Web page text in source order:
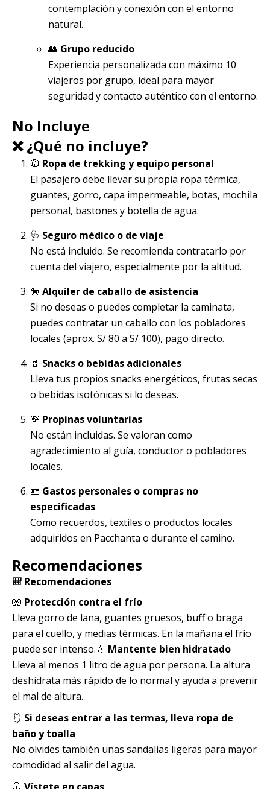
contemplación y conexión con el entorno
natural.
👥 Grupo reducido
Experiencia personalizada con máximo 10
viajeros por grupo, ideal para mayor
seguridad y contacto auténtico con el entorno.
No Incluye
❌ ¿Qué no incluye?
🧥 Ropa de trekking y equipo personal
El pasajero debe llevar su propia ropa térmica,
guantes, gorro, capa impermeable, botas, mochila
personal, bastones y botella de agua.
🩺 Seguro médico o de viaje
No está incluido. Se recomienda contratarlo por
cuenta del viajero, especialmente por la altitud.
🐎 Alquiler de caballo de asistencia
Si no deseas o puedes completar la caminata,
puedes contratar un caballo con los pobladores
locales (aprox. S/ 80 a S/ 100), pago directo.
🥤 Snacks o bebidas adicionales
Lleva tus propios snacks energéticos, frutas secas
o bebidas isotónicas si lo deseas.
💸 Propinas voluntarias
No están incluidas. Se valoran como
agradecimiento al guía, conductor o pobladores
locales.
🪪 Gastos personales o compras no
especificadas
Como recuerdos, textiles o productos locales
adquiridos en Pacchanta o durante el camino.
Recomendaciones
🎒 Recomendaciones
🧤 Protección contra el frío
Lleva gorro de lana, guantes gruesos, buff o braga
para el cuello, y medias térmicas. En la mañana el frío
puede ser intenso.💧 Mantente bien hidratado
Lleva al menos 1 litro de agua por persona. La altura
deshidrata más rápido de lo normal y ayuda a prevenir
el mal de altura.
🩱 Si deseas entrar a las termas, lleva ropa de
baño y toalla
No olvides también unas sandalias ligeras para mayor
comodidad al salir del agua.